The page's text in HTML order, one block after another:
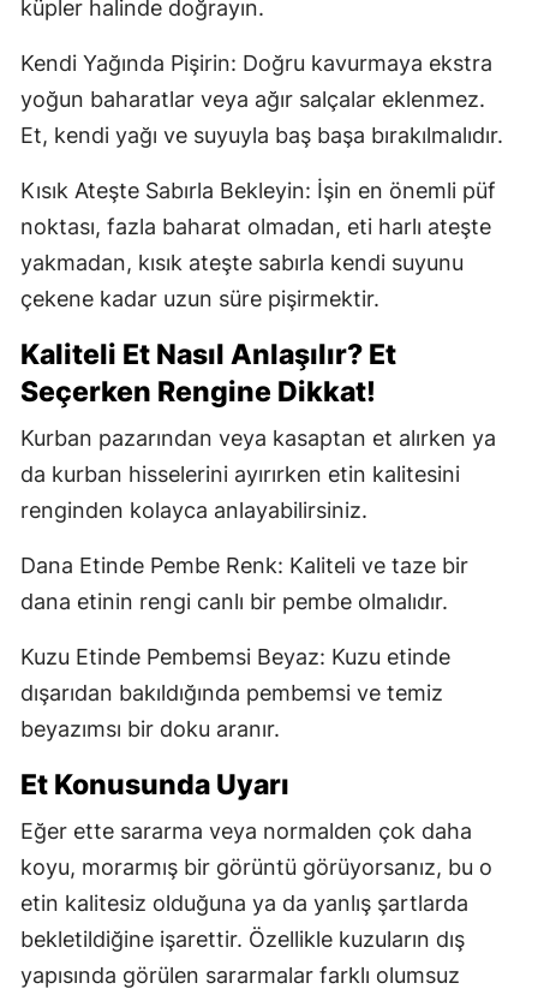
küpler halinde doğrayın.
Kendi Yağında Pişirin: Doğru kavurmaya ekstra
yoğun baharatlar veya ağır salçalar eklenmez.
Et, kendi yağı ve suyuyla baş başa bırakılmalıdır.
Kısık Ateşte Sabırla Bekleyin: İşin en önemli püf
noktası, fazla baharat olmadan, eti harlı ateşte
yakmadan, kısık ateşte sabırla kendi suyunu
çekene kadar uzun süre pişirmektir.
Kaliteli Et Nasıl Anlaşılır? Et
Seçerken Rengine Dikkat!
Kurban pazarından veya kasaptan et alırken ya
da kurban hisselerini ayırırken etin kalitesini
renginden kolayca anlayabilirsiniz.
Dana Etinde Pembe Renk: Kaliteli ve taze bir
dana etinin rengi canlı bir pembe olmalıdır.
Kuzu Etinde Pembemsi Beyaz: Kuzu etinde
dışarıdan bakıldığında pembemsi ve temiz
beyazımsı bir doku aranır.
Et Konusunda Uyarı
Eğer ette sararma veya normalden çok daha
koyu, morarmış bir görüntü görüyorsanız, bu o
etin kalitesiz olduğuna ya da yanlış şartlarda
bekletildiğine işarettir. Özellikle kuzuların dış
yapısında görülen sararmalar farklı olumsuz